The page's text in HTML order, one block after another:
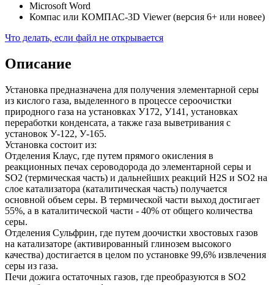
Microsoft Word
Компас или КОМПАС-3D Viewer (версия 6+ или новее)
Что делать, если файл не открывается
Описание
Установка предназначена для получения элементарной серы
из кислого газа, выделенного в процессе сероочистки
природного газа на установках У172, У141, установках
переработки конденсата, а также газа выветривания с
установок У-122, У-165.
Установка состоит из:
Отделения Клаус, где путем прямого окисления в
реакционных печах сероводорода до элементарной серы и
SО2 (термическая часть) и дальнейших реакций Н2S и SO2 на
слое катализатора (каталитическая часть) получается
основной объем серы. В термической части выход достигает
55%, а в каталитической части - 40% от общего количества
серы.
Отделения Сульфрин, где путем доочистки хвостовых газов
на катализаторе (активированный глинозем высокого
качества) достигается в целом по установке 99,6% извлечения
серы из газа.
Печи дожига остаточных газов, где преобразуются в SO2